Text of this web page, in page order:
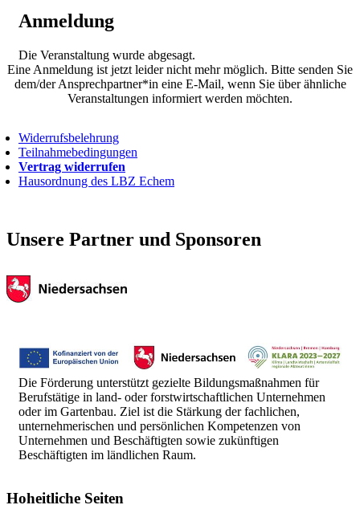
Anmeldung
Die Veranstaltung wurde abgesagt.
Eine Anmeldung ist jetzt leider nicht mehr möglich. Bitte senden Sie
dem/der Ansprechpartner*in eine E-Mail, wenn Sie über ähnliche
Veranstaltungen informiert werden möchten.
Widerrufsbelehrung
Teilnahmebedingungen
Vertrag widerrufen
Hausordnung des LBZ Echem
Unsere Partner und Sponsoren
Die Förderung unterstützt gezielte Bildungsmaßnahmen für
Berufstätige in land- oder forstwirtschaftlichen Unternehmen
oder im Gartenbau. Ziel ist die Stärkung der fachlichen,
unternehmerischen und persönlichen Kompetenzen von
Unternehmen und Beschäftigten sowie zukünftigen
Beschäftigten im ländlichen Raum.
Hoheitliche Seiten